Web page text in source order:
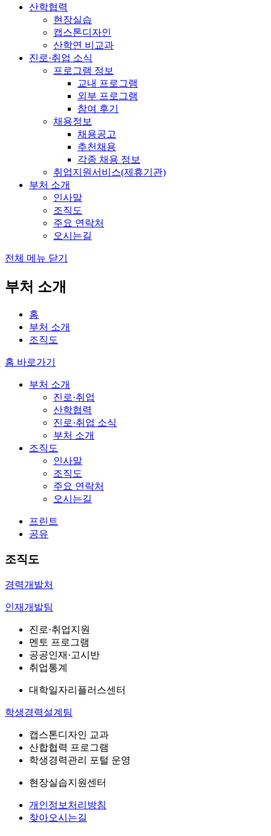
산학협력
현장실습
캡스톤디자인
산학연 비교과
진로·취업 소식
프로그램 정보
교내 프로그램
외부 프로그램
참여 후기
채용정보
채용공고
추천채용
각종 채용 정보
취업지원서비스(제휴기관)
부처 소개
인사말
조직도
주요 연락처
오시는길
전체 메뉴 닫기
부처 소개
홈
부처 소개
조직도
홈 바로가기
부처 소개
진로·취업
산학협력
진로·취업 소식
부처 소개
조직도
인사말
조직도
주요 연락처
오시는길
프린트
공유
조직도
경력개발처
인재개발팀
진로·취업지원
멘토 프로그램
공공인재·고시반
취업통계
대학일자리플러스센터
학생경력설계팀
캡스톤디자인 교과
산합협력 프로그램
학생경력관리 포털 운영
현장실습지원센터
개인정보처리방침
찾아오시는길